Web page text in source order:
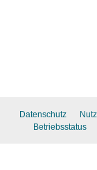
Datenschutz
Betriebsstatus